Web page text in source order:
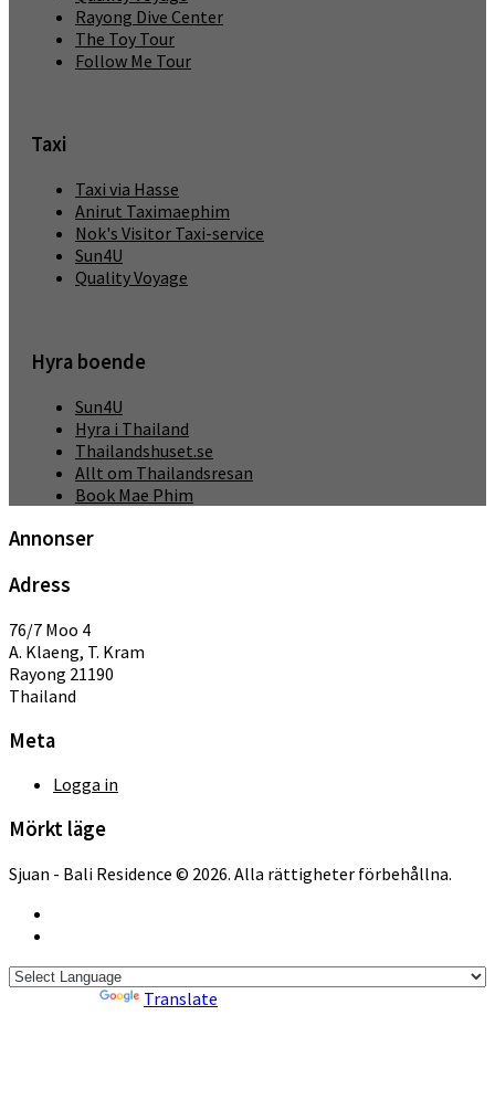
Rayong Dive Center
The Toy Tour
Follow Me Tour
Taxi
Taxi via Hasse
Anirut Taximaephim
Nok's Visitor Taxi-service
Sun4U
Quality Voyage
Hyra boende
Sun4U
Hyra i Thailand
Thailandshuset.se
Allt om Thailandsresan
Book Mae Phim
Annonser
Adress
76/7 Moo 4
A. Klaeng, T. Kram
Rayong 21190
Thailand
Meta
Logga in
Mörkt läge
Sjuan - Bali Residence © 2026. Alla rättigheter förbehållna.
Translate